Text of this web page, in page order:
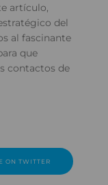
artículo,
del
al fascinante
que
contactos de
ON TWITTER